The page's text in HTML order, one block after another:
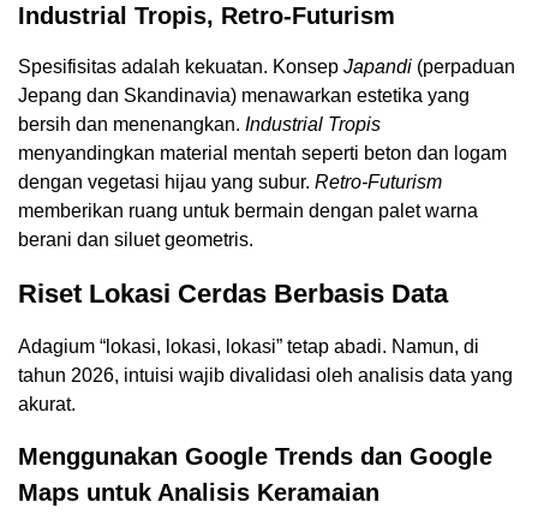
Industrial Tropis, Retro-Futurism
Spesifisitas adalah kekuatan. Konsep Japandi (perpaduan
Jepang dan Skandinavia) menawarkan estetika yang
bersih dan menenangkan. Industrial Tropis
menyandingkan material mentah seperti beton dan logam
dengan vegetasi hijau yang subur. Retro-Futurism
memberikan ruang untuk bermain dengan palet warna
berani dan siluet geometris.
Riset Lokasi Cerdas Berbasis Data
Adagium “lokasi, lokasi, lokasi” tetap abadi. Namun, di
tahun 2026, intuisi wajib divalidasi oleh analisis data yang
akurat.
Menggunakan Google Trends dan Google
Maps untuk Analisis Keramaian